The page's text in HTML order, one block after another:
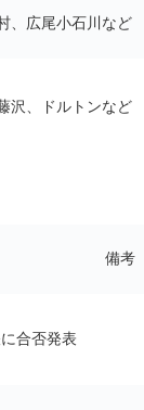
、広尾小石川など
沢、ドルトンなど
備考
合否発表